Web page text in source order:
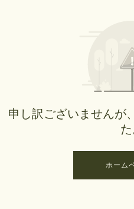
申し訳ございませんが
た
ホーム